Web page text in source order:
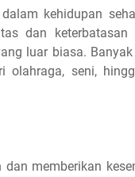
kehidupan
dan keterbatasan
luar biasa.
olahraga, seni,
memberikan